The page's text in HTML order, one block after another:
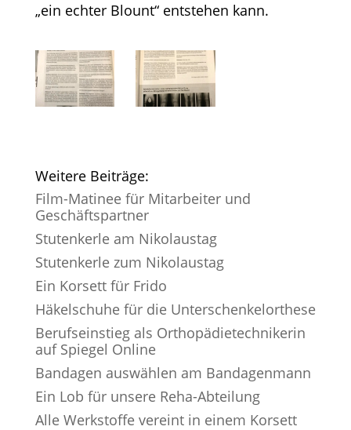
„ein echter Blount“ entstehen kann.
Weitere Beiträge:
Film-Matinee für Mitarbeiter und
Geschäftspartner
Stutenkerle am Nikolaustag
Stutenkerle zum Nikolaustag
Ein Korsett für Frido
Häkelschuhe für die Unterschenkelorthese
Berufseinstieg als Orthopädietechnikerin
auf Spiegel Online
Bandagen auswählen am Bandagenmann
Ein Lob für unsere Reha-Abteilung
Alle Werkstoffe vereint in einem Korsett